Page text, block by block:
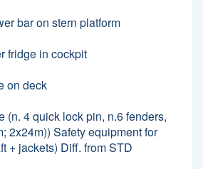
bar on stern platform
fridge in cockpit
on deck
(n. 4 quick lock pin, n.6 fenders,
2x24m)) Safety equipment for
+ jackets) Diff. from STD